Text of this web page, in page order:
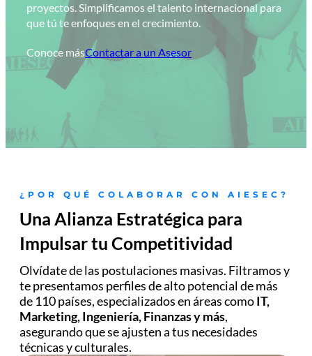
proyectos. Simplificamos el talento internacional para
que tú te enfoques en el crecimiento.
Conoce másContactar a un Asesor
¿POR QUÉ COLABORAR CON AIESEC?
Una Alianza Estratégica para
Impulsar tu Competitividad
Olvídate de las postulaciones masivas. Filtramos y
te presentamos perfiles de alto potencial de más
de 110 países, especializados en áreas comoIT,
Marketing, Ingeniería, Finanzas y más,
asegurando que se ajusten a tus necesidades
técnicas y culturales.